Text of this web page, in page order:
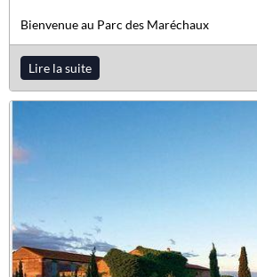
Bienvenue au Parc des Maréchaux
Lire la suite